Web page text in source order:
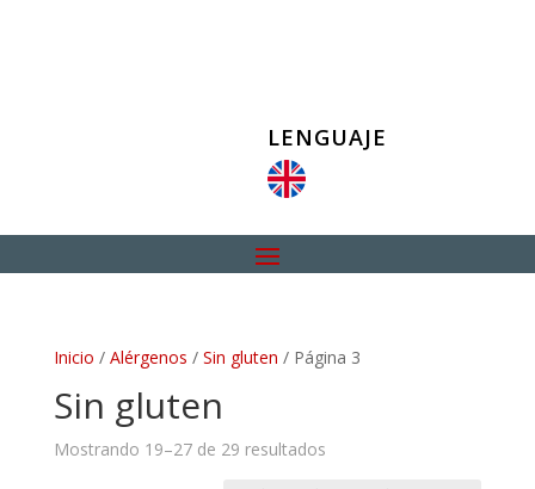
LENGUAJE
Inicio / Alérgenos / Sin gluten / Página 3
Sin gluten
Mostrando 19–27 de 29 resultados